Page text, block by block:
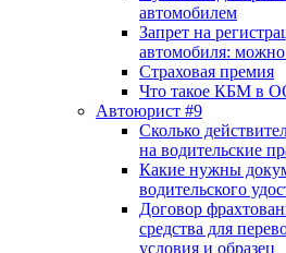
автомобилем
Запрет на
автомобиля: можно
Страховая премия
Что такое КБМ в
Автоюрист #9
Сколько
на водительские
Какие нужны
водительского
Договор
средства для
условия и образец